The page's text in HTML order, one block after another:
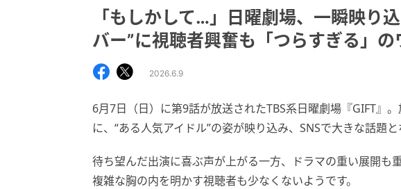
「もしかして…」日曜劇場、一瞬映り
バー”に視聴者興奮も「つらすぎる」の
2026.6.9
6月7日（日）に第9話が放送されたTBS系日曜劇場『GIFT』
に、“ある人気アイドル”の姿が映り込み、SNSで大きな話題と
待ち望んだ出演に喜ぶ声が上がる一方、ドラマの重い展開も
複雑な胸の内を明かす視聴者も少なくないようです。